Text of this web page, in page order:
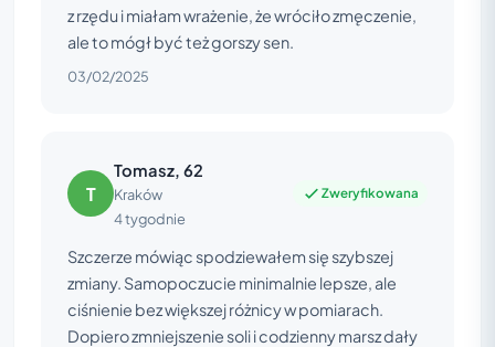
z rzędu i miałam wrażenie, że wróciło zmęczenie,
ale to mógł być też gorszy sen.
03/02/2025
T
Tomasz, 62
Kraków
4 tygodnie
Zweryfikowana
Szczerze mówiąc spodziewałem się szybszej
zmiany. Samopoczucie minimalnie lepsze, ale
ciśnienie bez większej różnicy w pomiarach.
Dopiero zmniejszenie soli i codzienny marsz dały